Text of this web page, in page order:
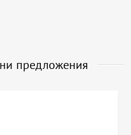
предложения